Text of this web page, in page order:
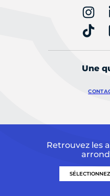
Une
Retrouvez les